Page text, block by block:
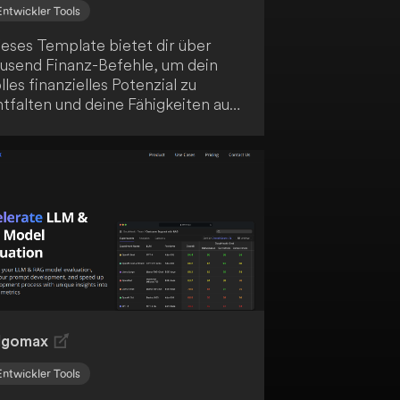
Tools
Template bietet dir über
Finanz-Befehle, um dein
finanzielles Potenzial zu
und deine Fähigkeiten auf
mit dieser ultimativen
verbessere deine Fähigkeiten
dieser umfangreichen
Tools